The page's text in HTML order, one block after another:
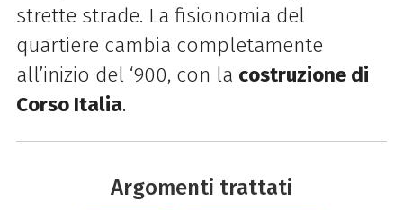
strette strade. La fisionomia del
quartiere cambia completamente
all’inizio del ‘900, con la costruzione di
Corso Italia.
Argomenti trattati